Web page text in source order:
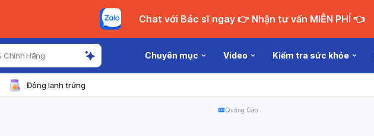
Chat với Bác sĩ ngay 👉 Nhận tư vấn MIỄN PHÍ 👈
Chính Hãng Chuyên mục Video Kiểm tra sức khỏe
Đông lạnh trứng
Quảng Cáo